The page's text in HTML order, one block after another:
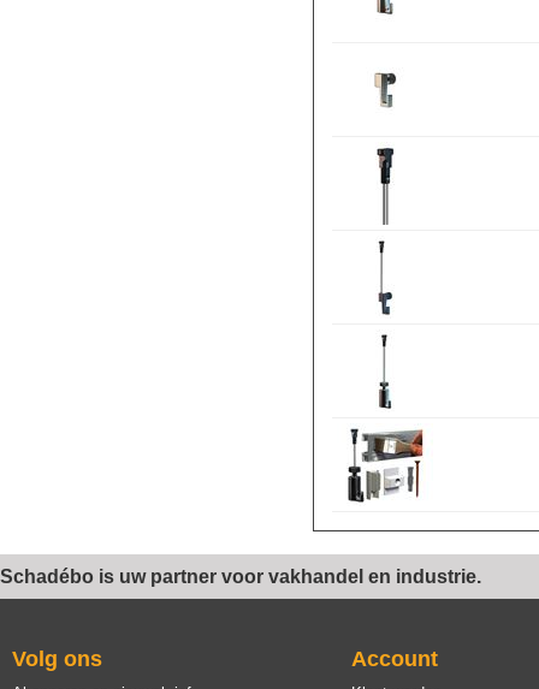
Schadébo is uw partner voor vakhandel en industrie.
Volg ons Account